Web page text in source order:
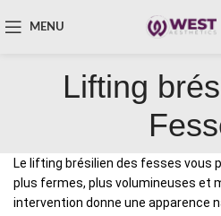
MENU
Lifting
Le lifting brésilien des fesses vous
plus fermes, plus volumineuses et
intervention donne une apparence